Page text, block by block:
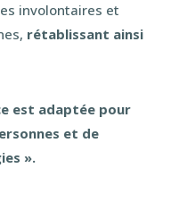
involontaires et
rétablissant ainsi
est adaptée pour
et de
».